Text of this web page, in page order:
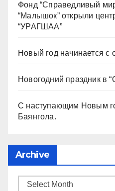
Фонд “Справедливый
“Малышок” открыли
“УРАГШАА”
Новый год начинается с
Новогодний праздник в
С наступающим Новым
Баянгола.
Archive